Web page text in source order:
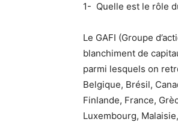
1- Quelle est le rôle
Le GAFI (Groupe
blanchiment de
parmi lesquels on
Belgique, Brésil,
Finlande, France,
Luxembourg,